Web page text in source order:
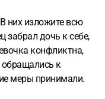
них изложите всю
забрал дочь к себе,
конфликтна,
обращались к
меры принимали.